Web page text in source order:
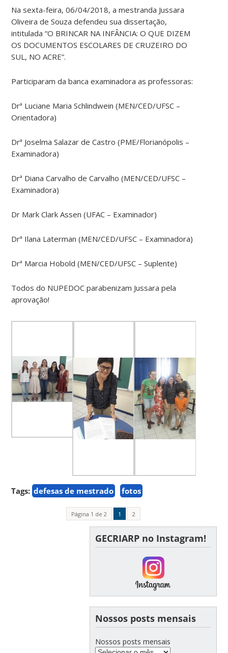
Na sexta-feira, 06/04/2018, a mestranda Jussara
Oliveira de Souza defendeu sua dissertação,
intitulada “O BRINCAR NA INFÂNCIA: O QUE DIZEM
OS DOCUMENTOS ESCOLARES DE CRUZEIRO DO
SUL, NO ACRE”.
Participaram da banca examinadora as professoras:
Drª Luciane Maria Schlindwein (MEN/CED/UFSC –
Orientadora)
Drª Joselma Salazar de Castro (PME/Florianópolis –
Examinadora)
Drª Diana Carvalho de Carvalho (MEN/CED/UFSC –
Examinadora)
Dr Mark Clark Assen (UFAC – Examinador)
Drª Ilana Laterman (MEN/CED/UFSC – Examinadora)
Drª Marcia Hobold (MEN/CED/UFSC – Suplente)
Todos do NUPEDOC parabenizam Jussara pela
aprovação!
Tags: defesas de mestrado fotos
Página 1 de 2 1 2
GECRIARP no Instagram!
Nossos posts mensais
Nossos posts mensais